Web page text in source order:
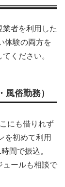
者を利用した
体験の両方を
ください。
俗勤務）
にも借りれず
を初めて利用
間で振込。
ュールも相談で